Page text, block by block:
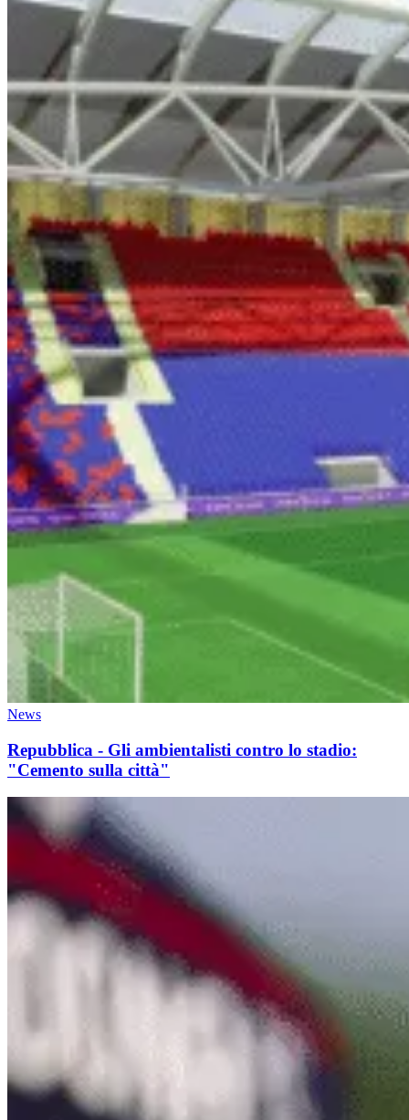
News
Repubblica - Gli ambientalisti contro lo stadio:
"Cemento sulla città"